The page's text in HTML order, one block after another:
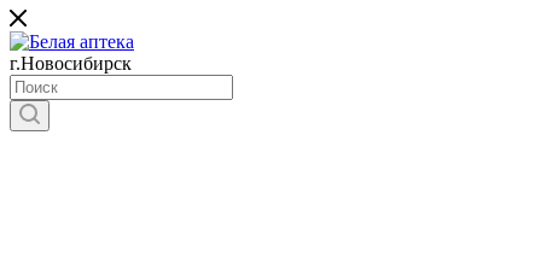
г.Новосибирск